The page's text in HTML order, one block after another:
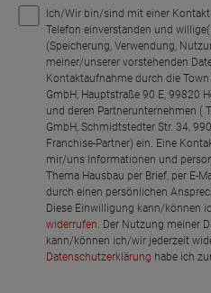
Ich/Wir bin/sind mit einer
Telefon einverstanden und
(Speicherung, Verwendung,
meiner/unserer vorstehenden
Kontaktaufnahme durch die
GmbH, Hauptstraße 90 E, 99820
und deren Partnerunternehmen (
GmbH, Schmidtstedter Str. 34,
Franchise-Partner) ein. Eine
mir/uns Informationen und
Thema Hausbau per Brief, per E-
durch einen persönlichen
Diese Einwilligung kann/können
widerrufen. Der Nutzung meiner
kann/können ich/wir jederzeit
Datenschutzerklärung habe ich